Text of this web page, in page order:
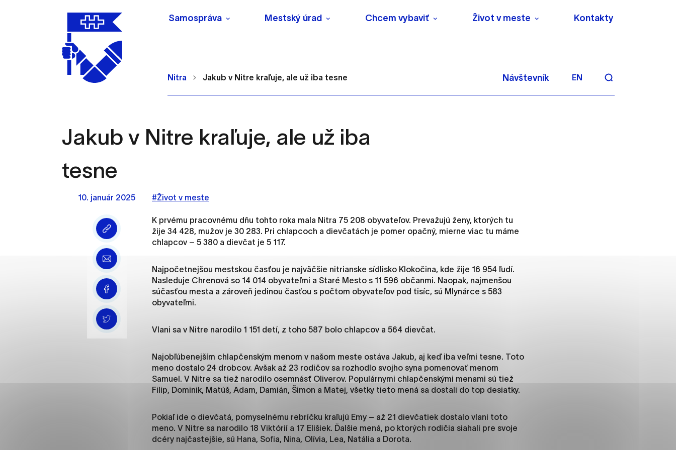
Samospráva Mestský úrad Chcem vybaviť Život v meste Kontakty
Nitra Jakub v Nitre kraľuje, ale už iba tesne Návštevník EN
Jakub v Nitre kraľuje, ale už iba
tesne
10. január 2025 #Život v meste
K prvému pracovnému dňu tohto roka mala Nitra 75 208 obyvateľov. Prevažujú ženy, ktorých tu
žije 34 428, mužov je 30 283. Pri chlapcoch a dievčatách je pomer opačný, mierne viac tu máme
chlapcov – 5 380 a dievčat je 5 117.
Najpočetnejšou mestskou časťou je najväčšie nitrianske sídlisko Klokočina, kde žije 16 954 ľudí.
Nasleduje Chrenová so 14 014 obyvateľmi a Staré Mesto s 11 596 občanmi. Naopak, najmenšou
súčasťou mesta a zároveň jedinou časťou s počtom obyvateľov pod tisíc, sú Mlynárce s 583
obyvateľmi.
Vlani sa v Nitre narodilo 1 151 detí, z toho 587 bolo chlapcov a 564 dievčat.
Najobľúbenejším chlapčenským menom v našom meste ostáva Jakub, aj keď iba veľmi tesne. Toto
meno dostalo 24 drobcov. Avšak až 23 rodičov sa rozhodlo svojho syna pomenovať menom
Samuel. V Nitre sa tiež narodilo osemnásť Oliverov. Populárnymi chlapčenskými menami sú tiež
Filip, Dominik, Matúš, Adam, Damián, Šimon a Matej, všetky tieto mená sa dostali do top desiatky.
Pokiaľ ide o dievčatá, pomyselnému rebríčku kraľujú Emy – až 21 dievčatiek dostalo vlani toto
meno. V Nitre sa narodilo 18 Viktórií a 17 Elišiek. Ďalšie mená, po ktorých rodičia siahali pre svoje
dcéry najčastejšie, sú Hana, Sofia, Nina, Olívia, Lea, Natália a Dorota.
Nastavenie cookies
Používajú sa napríklad k tomu, aby si webový prehliadač zapamätoval Vaše prihlásenie alebo aby sa uložila
Vaša voľba v tomto okne.
Vyberte úroveň cookies, ktorú chcete povoliť
Technické súbory cookie sú pre prevádzku nevyhnutné a pomáhajú urobiť webové stránky uplatniteľnými tým,
že umožňujú základné funkcie, ako je navigácia na stránke a prístup k zabezpečeným oblastiam webovej
stránky. Bez týchto súborov cookie nemôže web správne fungovať.
Analytické cookies
aby mohol stránky optimalizovať a ponúknuť im lepšiu skúsenosť. Všetky dáta sa zbierajú anonymne a nie je
možné ich spojiť s konkrétnou osobou.
Označiť všetko Uložiť nastavenia Viac informácií